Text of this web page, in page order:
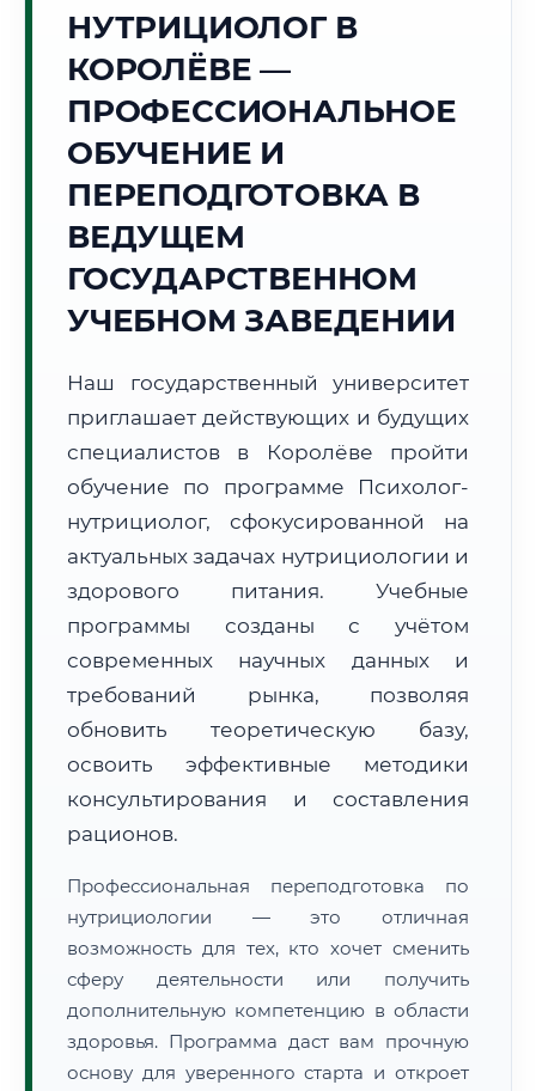
Г. КОРОЛЁВ
Точное местное время:
12:02:12
2026 г.
Погода в г. Королёв:⛅ +16°C Переменная облачность
🌅 Восход: 04:48
📍 Региональная справка г. Королёв
Почтовые индексы:
141070–141080
Часовой пояс:
МСК (UTC+3)
Формат учебы:
Дистанционно
🗺️ Зона обслуживания: г. Королёв
• Маршрут транзита:
~2 794 км
• Экспресс-доставка СДЭК / Почтой:4–6 рабочих дней
📜 Документы и аккредитация
🔍Нажмите на документ для увеличения и просмотра
НУТРИЦИОЛОГ В
КОРОЛЁВЕ —
ПРОФЕССИОНАЛЬНОЕ
ОБУЧЕНИЕ И
ПЕРЕПОДГОТОВКА В
ВЕДУЩЕМ
ГОСУДАРСТВЕННОМ
УЧЕБНОМ ЗАВЕДЕНИИ
Наш государственный университет
приглашает действующих и будущих
специалистов в Королёве пройти
обучение по программе Психолог-
нутрициолог, сфокусированной на
актуальных задачах нутрициологии и
здорового питания. Учебные
программы созданы с учётом
современных научных данных и
требований рынка, позволяя
обновить теоретическую базу,
освоить эффективные методики
консультирования и составления
рационов.
Профессиональная переподготовка по
нутрициологии — это отличная
возможность для тех, кто хочет сменить
сферу деятельности или получить
дополнительную компетенцию в области
здоровья. Программа даст вам прочную
основу для уверенного старта и откроет